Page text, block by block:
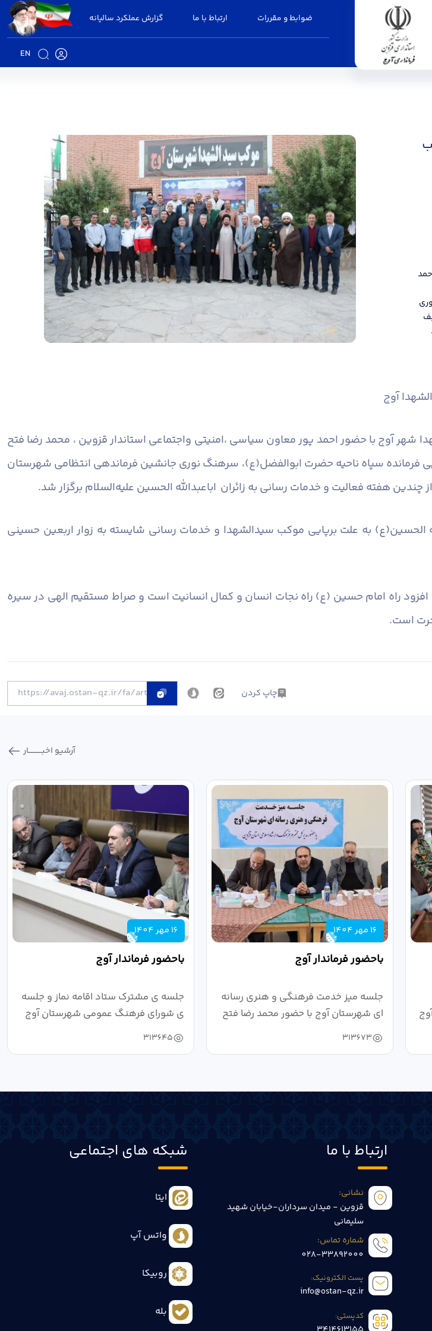
ضوابط و مقررات ارتباط با ما گزارش عملکرد سالیانه
EN
آوج
آوج با حضور احمد پور معاون سیاسی ،امنیتی واجتماعی استاندار قزوین ، محمد رضا فتح
فرمانده سپاه ناحیه حضرت ابوالفضل(ع)، سرهنگ نوری جانشین فرماندهی انتظامی شهرستان
هفته فعالیت و خدمات رسانی به زائران اباعبدالله الحسین علیه‌السلام برگزار شد.
الحسین(ع) به علت برپایی موکب سیدالشهدا و خدمات رسانی شایسته به زوار اربعین حسینی
راه امام حسین (ع) راه نجات انسان و کمال انسانیت است و صراط مستقیم الهی در سیره
است.
چاپ کردن
آرشیو اخبـــــــــــار
16 مهر 1404
باحضور فرماندار آوج
جلسه میز خدمت فرهنگی و هنری رسانه
ای شهرستان آوج با حضور محمد رضا فتح
خانی...
313673
16 مهر 1404
باحضور فرماندار آوج
جلسه ی مشترک ستاد اقامه نماز و جلسه
ی شورای فرهنگ عمومی شهرستان آوج
به ریاست...
313645
ارتباط با ما
نشانی:
قزوین - میدان سرداران-خیابان شهید
سلیمانی
شماره تماس:
028-33892000
پست الکترونیک:
info@ostan-qz.ir
کدپستی:
شبکه های اجتماعی
ایتا
واتس آپ
روبیکا
بله